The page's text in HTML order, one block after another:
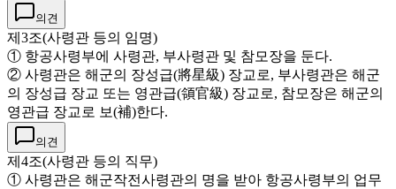
의견
제3조(사령관 등의 임명)
① 항공사령부에 사령관, 부사령관 및 참모장을 둔다.
② 사령관은 해군의 장성급(將星級) 장교로, 부사령관은 해군
의 장성급 장교 또는 영관급(領官級) 장교로, 참모장은 해군의
영관급 장교로 보(補)한다.
의견
제4조(사령관 등의 직무)
① 사령관은 해군작전사령관의 명을 받아 항공사령부의 업무